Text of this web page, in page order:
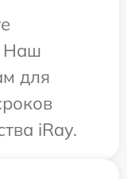
Наш
для
iRay.